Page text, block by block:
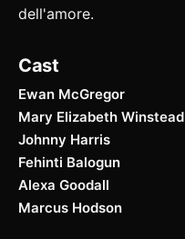
dell'amore.
Cast
Ewan McGregor
Mary Elizabeth Winstead
Johnny Harris
Fehinti Balogun
Alexa Goodall
Marcus Hodson